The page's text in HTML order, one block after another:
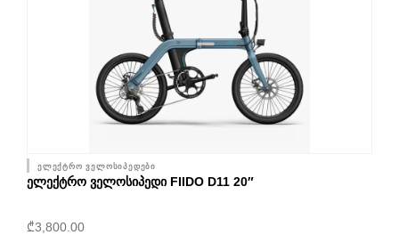
ელექტრო ველოსიპედები
ᲔᲚᲔᲥᲢᲠᲝ ᲕᲔᲚᲝᲡᲘᲞᲔᲓᲘ FIIDO D11 20″
₾3,800.00